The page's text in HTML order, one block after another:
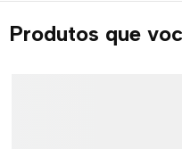
Produtos que